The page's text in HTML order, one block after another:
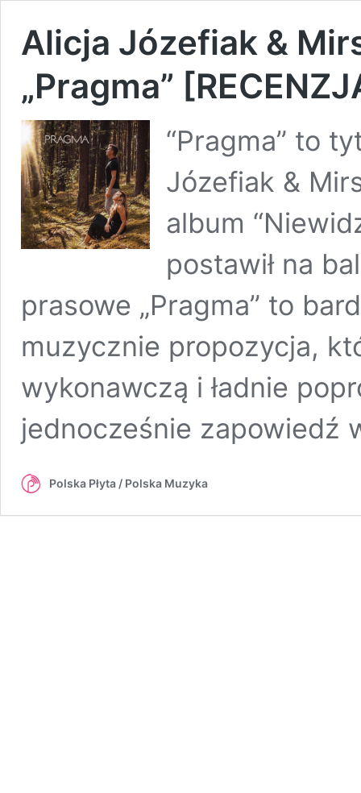
Alicja Józefiak &
„Pragma”
“Pragma” to
Józefiak &
album
postawił na
prasowe „Pragma” to
muzycznie propozycja,
wykonawczą i ładnie
jednocześnie zapowiedź
Polska Płyta / Polska Muzyka